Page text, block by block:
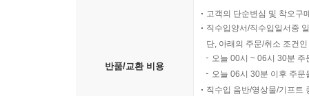
반품/교환 비용
고객의 단순변심 및 착오구
직수입양서/직수입일서중
단, 아래의 주문/취소 조건
오늘 00시 ~ 06시 30분
오늘 06시 30분 이후 주
직수입 음반/영상물/기프트